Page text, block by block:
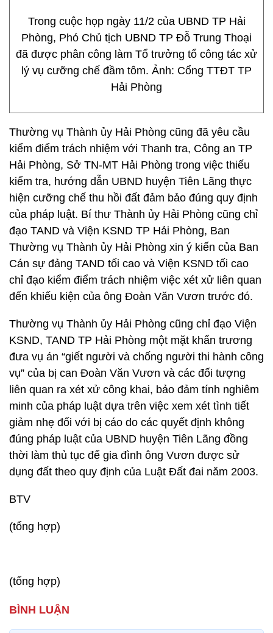
Trong cuộc họp ngày 11/2 của UBND TP Hải
Phòng, Phó Chủ tịch UBND TP Đỗ Trung Thoại
đã được phân công làm Tổ trưởng tổ công tác xử
lý vụ cưỡng chế đầm tôm. Ảnh: Cổng TTĐT TP
Hải Phòng
Thường vụ Thành ủy Hải Phòng cũng đã yêu cầu
kiểm điểm trách nhiệm với Thanh tra, Công an TP
Hải Phòng, Sở TN-MT Hải Phòng trong việc thiếu
kiểm tra, hướng dẫn UBND huyện Tiên Lãng thực
hiện cưỡng chế thu hồi đất đảm bảo đúng quy định
của pháp luật. Bí thư Thành ủy Hải Phòng cũng chỉ
đạo TAND và Viện KSND TP Hải Phòng, Ban
Thường vụ Thành ủy Hải Phòng xin ý kiến của Ban
Cán sự đảng TAND tối cao và Viện KSND tối cao
chỉ đạo kiểm điểm trách nhiệm việc xét xử liên quan
đến khiếu kiện của ông Đoàn Văn Vươn trước đó.
Thường vụ Thành ủy Hải Phòng cũng chỉ đạo Viện
KSND, TAND TP Hải Phòng một mặt khẩn trương
đưa vụ án “giết người và chống người thi hành công
vụ” của bị can Đoàn Văn Vươn và các đối tượng
liên quan ra xét xử công khai, bảo đảm tính nghiêm
minh của pháp luật dựa trên việc xem xét tình tiết
giảm nhẹ đối với bị cáo do các quyết định không
đúng pháp luật của UBND huyện Tiên Lãng đồng
thời làm thủ tục để gia đình ông Vươn được sử
dụng đất theo quy định của Luật Đất đai năm 2003.
BTV
(tổng hợp)
(tổng hợp)